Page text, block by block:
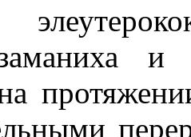
заманиха